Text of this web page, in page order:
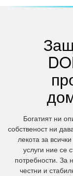
Богатият ни
собственост ни
лекота за
услуги ние се
потребности. За
честни и